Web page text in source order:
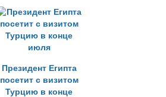
Президент Египта
посетит с визитом
Турцию в конце